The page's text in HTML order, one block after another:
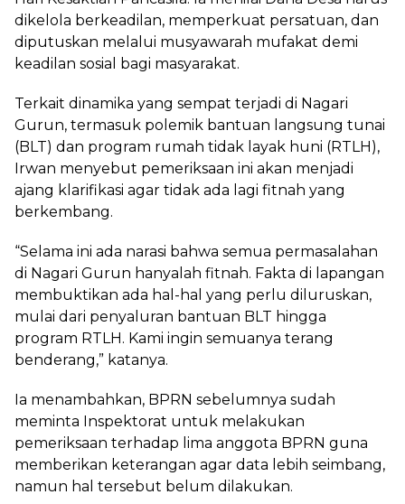
dikelola berkeadilan, memperkuat persatuan, dan
diputuskan melalui musyawarah mufakat demi
keadilan sosial bagi masyarakat.
Terkait dinamika yang sempat terjadi di Nagari
Gurun, termasuk polemik bantuan langsung tunai
(BLT) dan program rumah tidak layak huni (RTLH),
Irwan menyebut pemeriksaan ini akan menjadi
ajang klarifikasi agar tidak ada lagi fitnah yang
berkembang.
“Selama ini ada narasi bahwa semua permasalahan
di Nagari Gurun hanyalah fitnah. Fakta di lapangan
membuktikan ada hal-hal yang perlu diluruskan,
mulai dari penyaluran bantuan BLT hingga
program RTLH. Kami ingin semuanya terang
benderang,” katanya.
Ia menambahkan, BPRN sebelumnya sudah
meminta Inspektorat untuk melakukan
pemeriksaan terhadap lima anggota BPRN guna
memberikan keterangan agar data lebih seimbang,
namun hal tersebut belum dilakukan.